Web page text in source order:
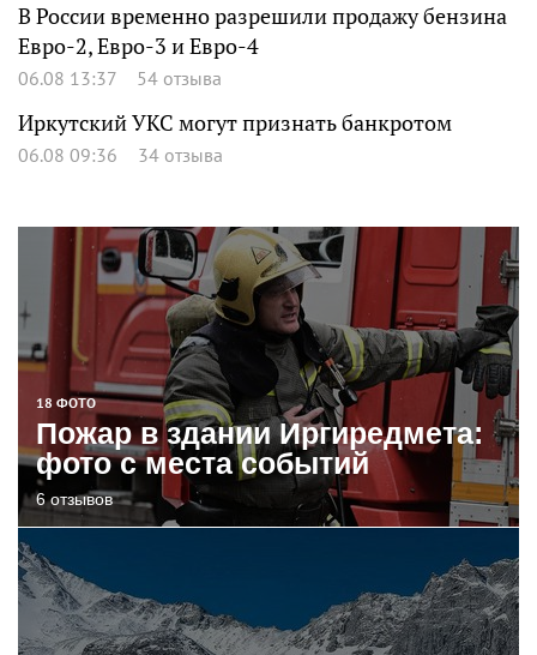
В России временно разрешили продажу бензина
Евро-2, Евро-3 и Евро-4
06.08 13:37 54 отзыва
Иркутский УКС могут признать банкротом
06.08 09:36 34 отзыва
18 ФОТО
Пожар в здании Иргиредмета:
фото с места событий
6 отзывов